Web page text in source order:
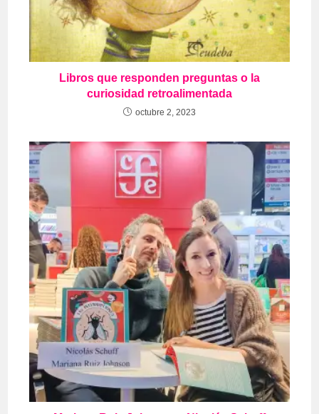
Libros que responden preguntas o la
curiosidad retroalimentada
octubre 2, 2023